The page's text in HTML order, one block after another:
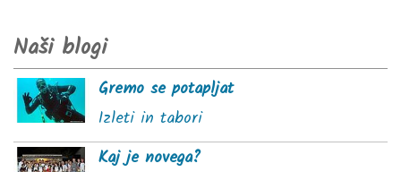
Naši blogi
Gremo se potapljat
Izleti in tabori
Kaj je novega?